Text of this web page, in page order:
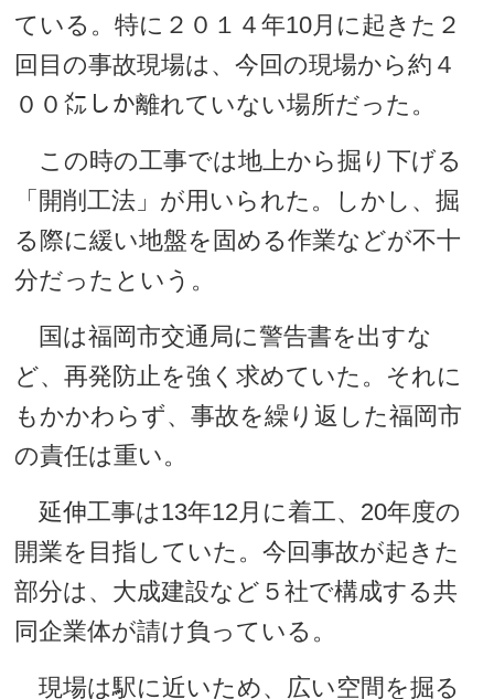
ている。特に２０１４年10月に起きた２
回目の事故現場は、今回の現場から約４
００㍍しか離れていない場所だった。
この時の工事では地上から掘り下げる
「開削工法」が用いられた。しかし、掘
る際に緩い地盤を固める作業などが不十
分だったという。
国は福岡市交通局に警告書を出すな
ど、再発防止を強く求めていた。それに
もかかわらず、事故を繰り返した福岡市
の責任は重い。
延伸工事は13年12月に着工、20年度の
開業を目指していた。今回事故が起きた
部分は、大成建設など５社で構成する共
同企業体が請け負っている。
現場は駅に近いため、広い空間を掘る